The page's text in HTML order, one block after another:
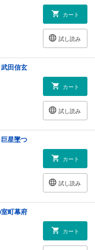
カート
試し読み
田信玄
カート
試し読み
星墜つ
カート
試し読み
町幕府
カート